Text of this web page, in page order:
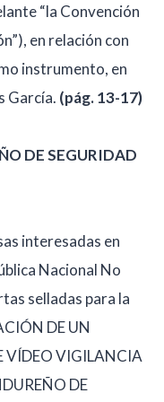
“la Convención
en relación con
instrumento, en
García. (pág. 13-17)
DE SEGURIDAD
interesadas en
Nacional No
selladas para la
DE UN
VÍDEO VIGILANCIA
DE